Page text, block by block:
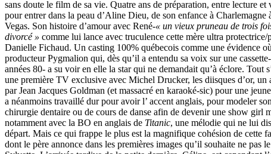
sans doute le film de sa vie. Quatre ans de préparation, entre lecture et
pour entrer dans la peau d’Aline Dieu, de son enfance à Charlemagne
Vegas. Son histoire d’amour avec René-« un vieux pruneau de trois
divorcé » comme lui lance avec truculence cette mère ultra protectrice/
Danielle Fichaud. Un casting 100% québecois comme une évidence
producteur Pygmalion qui, dès qu’il a entendu sa voix sur une
années 80- a su voir en elle la star qui ne demandait qu’à éclore. Tout
une première TV exclusive avec Michel Drucker, les diisques d’or, un
par Jean Jacques Goldman (et massacré en karaoké-sic) pour une
a néanmoins travaillé dur pour avoir l’ accent anglais, pour modeler
chirurgie dentaire ou de cours de danse afin de devenir une show girl
notamment avec la BO en anglais de Titanic, une mélodie qui ne lui
départ. Mais ce qui frappe le plus est la magnifique cohésion de cette
dont le père annonce dans les premières images qu’il souhaite ne pas